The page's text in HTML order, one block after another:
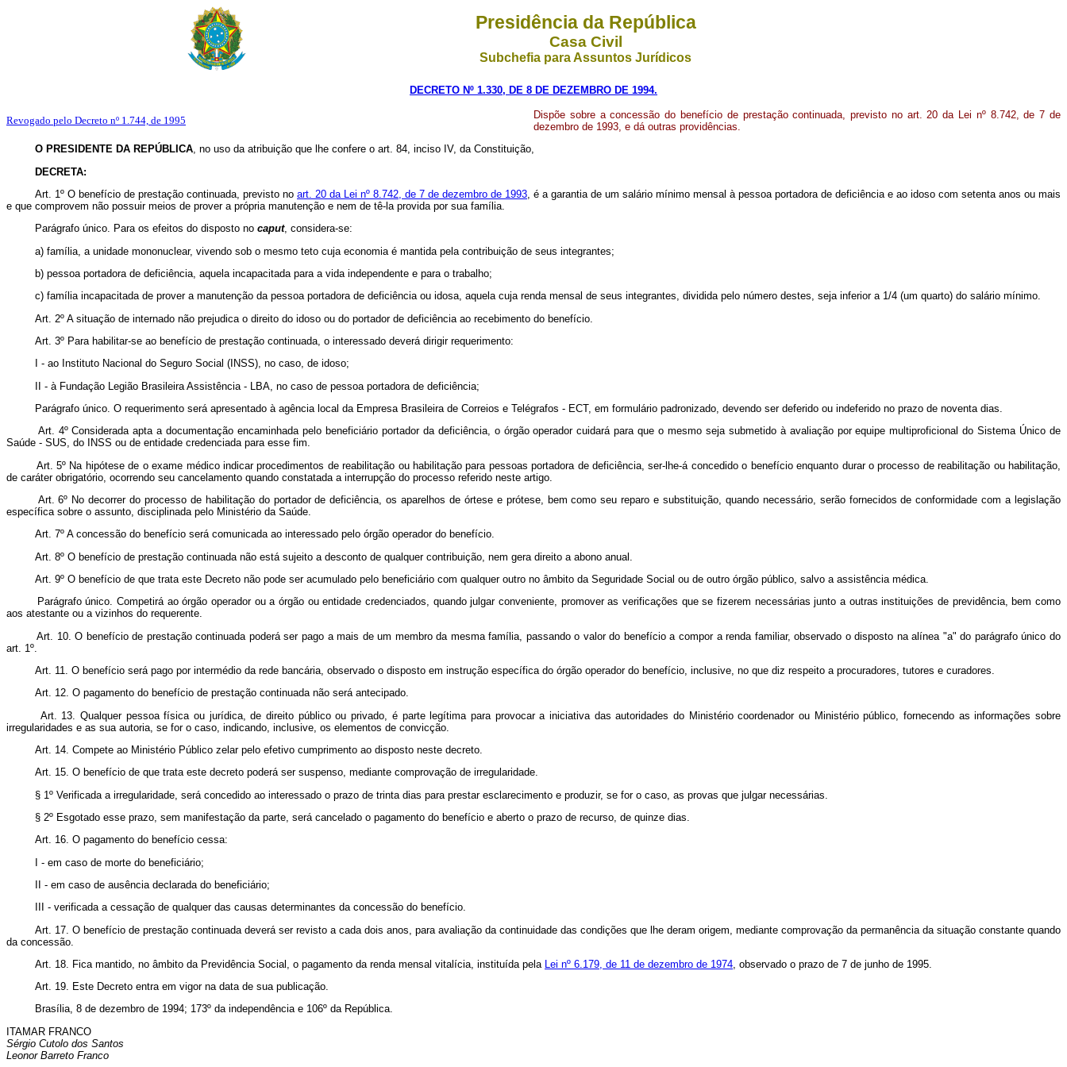
Presidência da República
Casa Civil
Subchefia para Assuntos Jurídicos
DECRETO Nº 1.330, DE 8 DE DEZEMBRO DE 1994.
Revogado pelo Decreto nº 1.744, de 1995
Dispõe sobre a concessão do benefício de prestação continuada, previsto no art. 20 da Lei nº 8.742, de 7 de
dezembro de 1993, e dá outras providências.
O PRESIDENTE DA REPÚBLICA, no uso da atribuição que lhe confere o art. 84, inciso IV, da Constituição,
DECRETA:
Art. 1º O benefício de prestação continuada, previsto no art. 20 da Lei nº 8.742, de 7 de dezembro de 1993 , é a garantia de um salário mínimo mensal à pessoa portadora de deficiência e ao idoso com setenta anos ou mais
e que comprovem não possuir meios de prover a própria manutenção e nem de tê-la provida por sua família.
Parágrafo único. Para os efeitos do disposto no caput, considera-se:
a) família, a unidade mononuclear, vivendo sob o mesmo teto cuja economia é mantida pela contribuição de seus integrantes;
b) pessoa portadora de deficiência, aquela incapacitada para a vida independente e para o trabalho;
c) família incapacitada de prover a manutenção da pessoa portadora de deficiência ou idosa, aquela cuja renda mensal de seus integrantes, dividida pelo número destes, seja inferior a 1/4 (um quarto) do salário mínimo.
Art. 2º A situação de internado não prejudica o direito do idoso ou do portador de deficiência ao recebimento do benefício.
Art. 3º Para habilitar-se ao benefício de prestação continuada, o interessado deverá dirigir requerimento:
I - ao Instituto Nacional do Seguro Social (INSS), no caso, de idoso;
II - à Fundação Legião Brasileira Assistência - LBA, no caso de pessoa portadora de deficiência;
Parágrafo único. O requerimento será apresentado à agência local da Empresa Brasileira de Correios e Telégrafos - ECT, em formulário padronizado, devendo ser deferido ou indeferido no prazo de noventa dias.
Art. 4º Considerada apta a documentação encaminhada pelo beneficiário portador da deficiência, o órgão operador cuidará para que o mesmo seja submetido à avaliação por equipe multiproficional do Sistema Único de
Saúde - SUS, do INSS ou de entidade credenciada para esse fim.
Art. 5º Na hipótese de o exame médico indicar procedimentos de reabilitação ou habilitação para pessoas portadora de deficiência, ser-lhe-á concedido o benefício enquanto durar o processo de reabilitação ou habilitação,
de caráter obrigatório, ocorrendo seu cancelamento quando constatada a interrupção do processo referido neste artigo.
Art. 6º No decorrer do processo de habilitação do portador de deficiência, os aparelhos de órtese e prótese, bem como seu reparo e substituição, quando necessário, serão fornecidos de conformidade com a legislação
específica sobre o assunto, disciplinada pelo Ministério da Saúde.
Art. 7º A concessão do benefício será comunicada ao interessado pelo órgão operador do benefício.
Art. 8º O benefício de prestação continuada não está sujeito a desconto de qualquer contribuição, nem gera direito a abono anual.
Art. 9º O benefício de que trata este Decreto não pode ser acumulado pelo beneficiário com qualquer outro no âmbito da Seguridade Social ou de outro órgão público, salvo a assistência médica.
Parágrafo único. Competirá ao órgão operador ou a órgão ou entidade credenciados, quando julgar conveniente, promover as verificações que se fizerem necessárias junto a outras instituições de previdência, bem como
aos atestante ou a vizinhos do requerente.
Art. 10. O benefício de prestação continuada poderá ser pago a mais de um membro da mesma família, passando o valor do benefício a compor a renda familiar, observado o disposto na alínea "a" do parágrafo único do
art. 1º.
Art. 11. O benefício será pago por intermédio da rede bancária, observado o disposto em instrução específica do órgão operador do benefício, inclusive, no que diz respeito a procuradores, tutores e curadores.
Art. 12. O pagamento do benefício de prestação continuada não será antecipado.
Art. 13. Qualquer pessoa física ou jurídica, de direito público ou privado, é parte legítima para provocar a iniciativa das autoridades do Ministério coordenador ou Ministério público, fornecendo as informações sobre
irregularidades e as sua autoria, se for o caso, indicando, inclusive, os elementos de convicção.
Art. 14. Compete ao Ministério Público zelar pelo efetivo cumprimento ao disposto neste decreto.
Art. 15. O benefício de que trata este decreto poderá ser suspenso, mediante comprovação de irregularidade.
§ 1º Verificada a irregularidade, será concedido ao interessado o prazo de trinta dias para prestar esclarecimento e produzir, se for o caso, as provas que julgar necessárias.
§ 2º Esgotado esse prazo, sem manifestação da parte, será cancelado o pagamento do benefício e aberto o prazo de recurso, de quinze dias.
Art. 16. O pagamento do benefício cessa:
I - em caso de morte do beneficiário;
II - em caso de ausência declarada do beneficiário;
III - verificada a cessação de qualquer das causas determinantes da concessão do benefício.
Art. 17. O benefício de prestação continuada deverá ser revisto a cada dois anos, para avaliação da continuidade das condições que lhe deram origem, mediante comprovação da permanência da situação constante quando
da concessão.
Art. 18. Fica mantido, no âmbito da Previdência Social, o pagamento da renda mensal vitalícia, instituída pela
Lei nº 6.179, de 11 de dezembro de 1974 , observado o prazo de 7 de junho de 1995.
Art. 19. Este Decreto entra em vigor na data de sua publicação.
Brasília, 8 de dezembro de 1994; 173º da independência e 106º da República.
ITAMAR FRANCO
Sérgio Cutolo dos Santos
Leonor Barreto Franco